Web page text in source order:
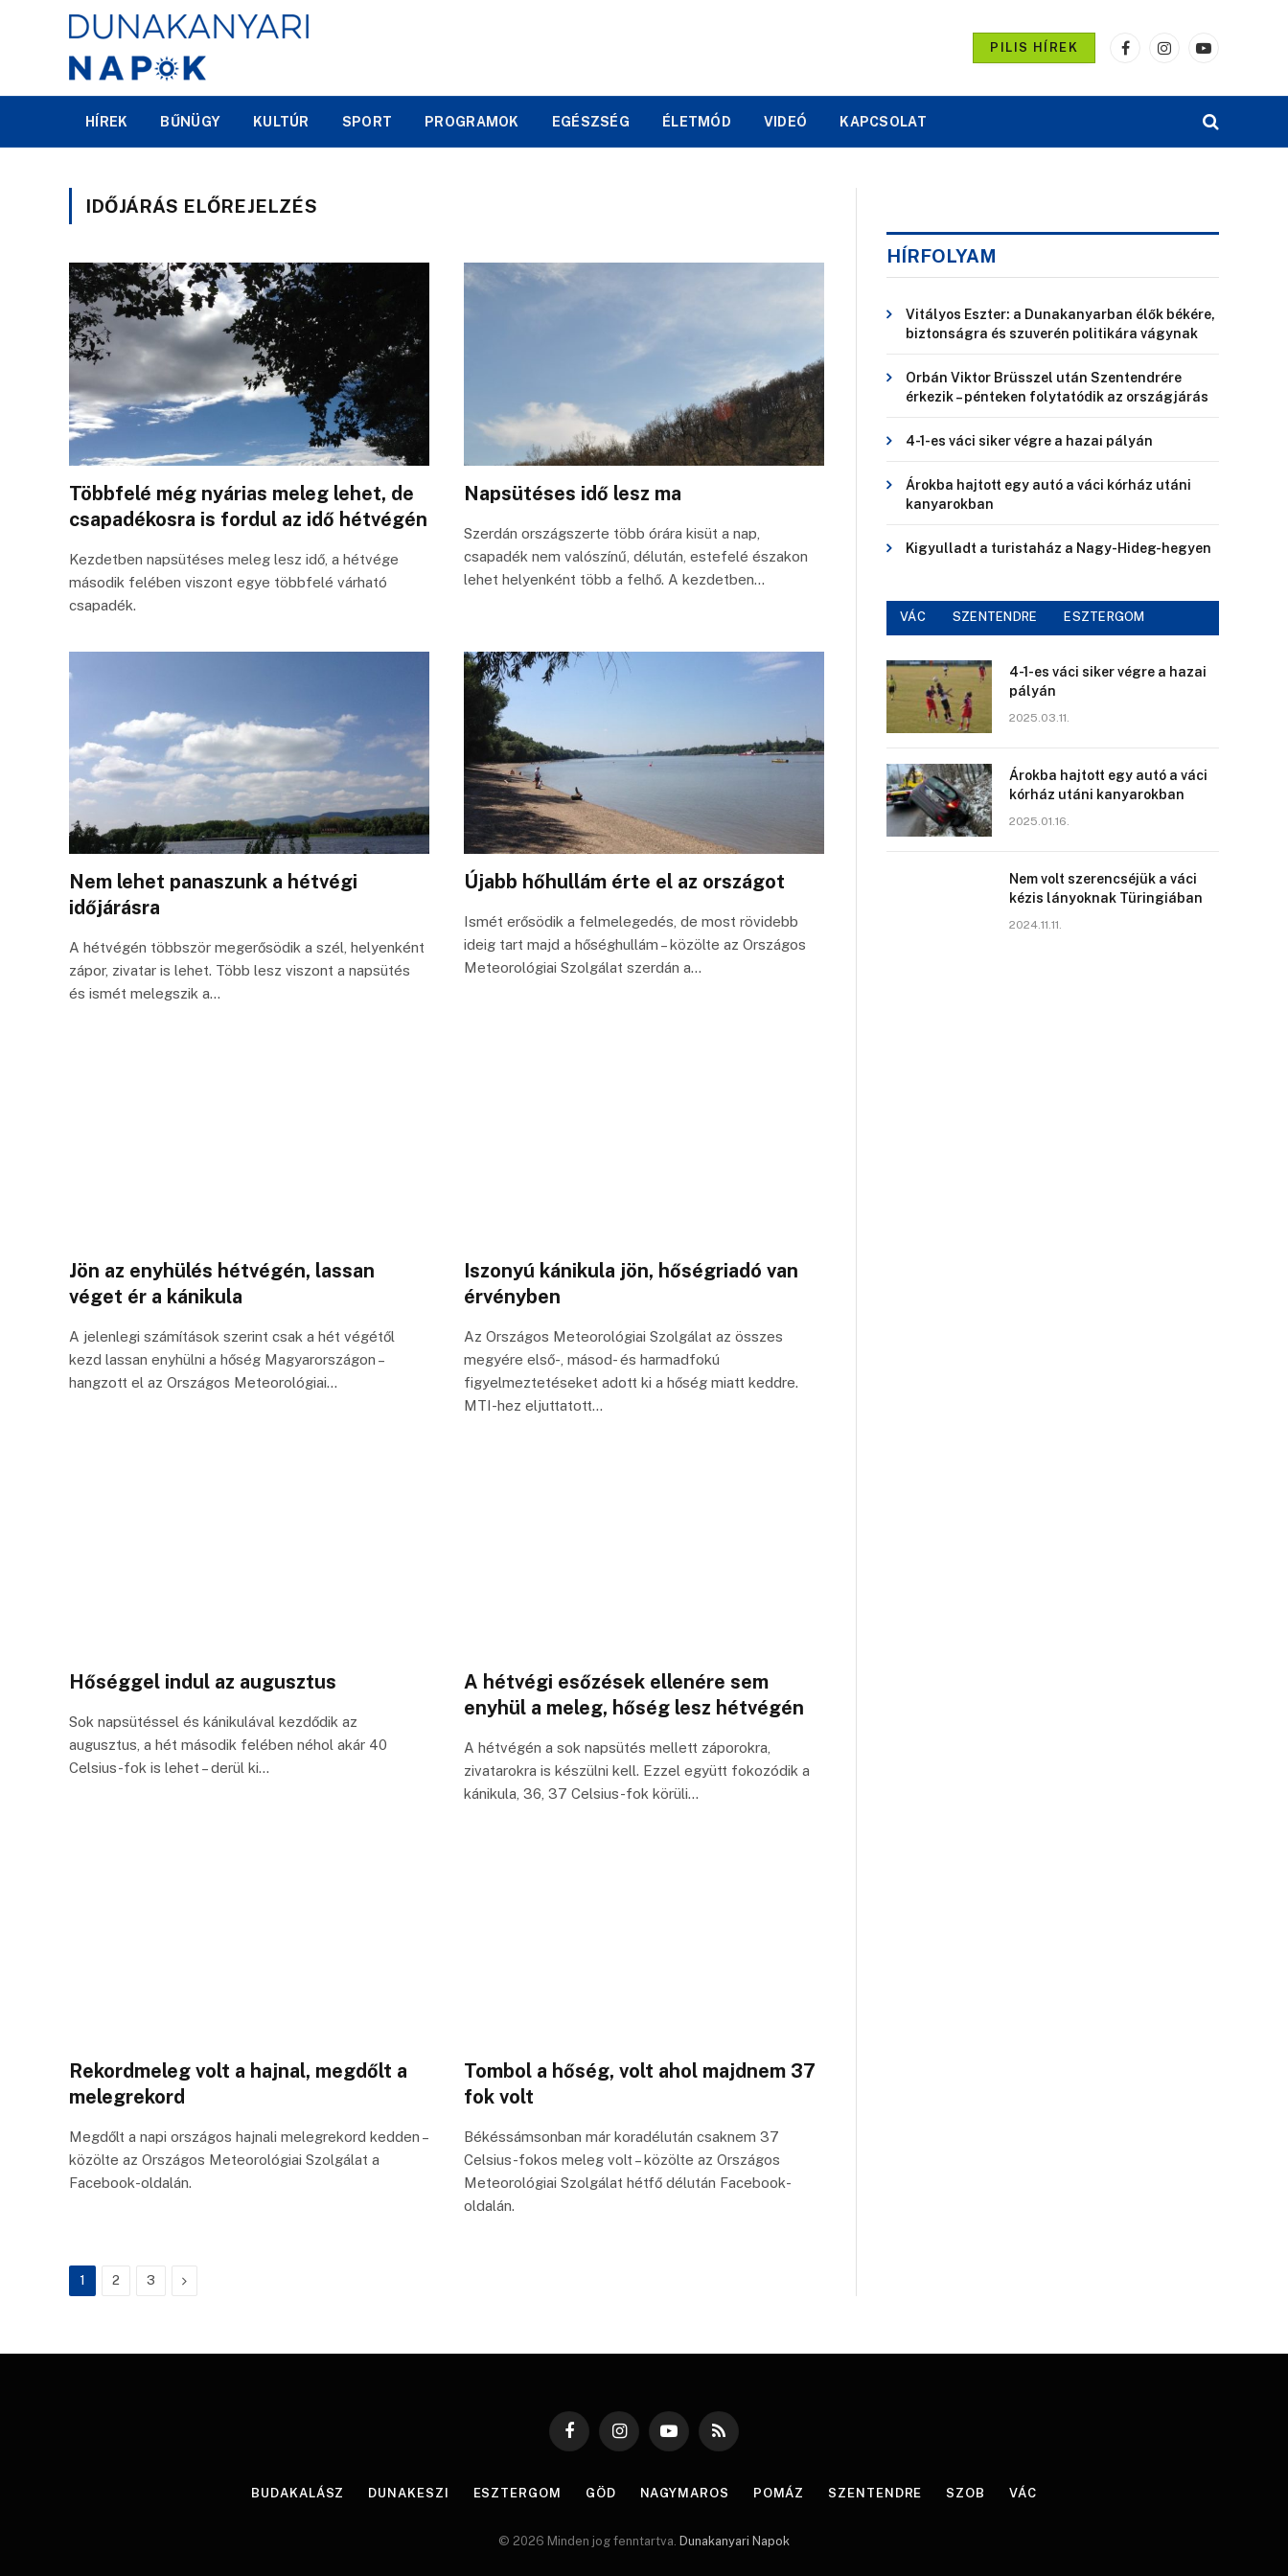
PILIS HÍREK
FacebookInstagramYouTube
HÍREK BŰNÜGY KULTÚR SPORT PROGRAMOK EGÉSZSÉG ÉLETMÓD VIDEÓ KAPCSOLAT
IDŐJÁRÁS ELŐREJELZÉS
Többfelé még nyárias meleg lehet, de
csapadékosra is fordul az idő hétvégén
Kezdetben napsütéses meleg lesz idő, a hétvége
második felében viszont egye többfelé várható
csapadék.
Napsütéses idő lesz ma
Szerdán országszerte több órára kisüt a nap,
csapadék nem valószínű, délután, estefelé északon
lehet helyenként több a felhő. A kezdetben…
Nem lehet panaszunk a hétvégi
időjárásra
A hétvégén többször megerősödik a szél, helyenként
zápor, zivatar is lehet. Több lesz viszont a napsütés
és ismét melegszik a…
Újabb hőhullám érte el az országot
Ismét erősödik a felmelegedés, de most rövidebb
ideig tart majd a hőséghullám – közölte az Országos
Meteorológiai Szolgálat szerdán a…
Jön az enyhülés hétvégén, lassan
véget ér a kánikula
A jelenlegi számítások szerint csak a hét végétől
kezd lassan enyhülni a hőség Magyarországon –
hangzott el az Országos Meteorológiai…
Iszonyú kánikula jön, hőségriadó van
érvényben
Az Országos Meteorológiai Szolgálat az összes
megyére első-, másod- és harmadfokú
figyelmeztetéseket adott ki a hőség miatt keddre.
MTI-hez eljuttatott…
Hőséggel indul az augusztus
Sok napsütéssel és kánikulával kezdődik az
augusztus, a hét második felében néhol akár 40
Celsius-fok is lehet – derül ki…
A hétvégi esőzések ellenére sem
enyhül a meleg, hőség lesz hétvégén
A hétvégén a sok napsütés mellett záporokra,
zivatarokra is készülni kell. Ezzel együtt fokozódik a
kánikula, 36, 37 Celsius-fok körüli…
Rekordmeleg volt a hajnal, megdőlt a
melegrekord
Megdőlt a napi országos hajnali melegrekord kedden –
közölte az Országos Meteorológiai Szolgálat a
Facebook-oldalán.
Tombol a hőség, volt ahol majdnem 37
fok volt
Békéssámsonban már koradélután csaknem 37
Celsius-fokos meleg volt – közölte az Országos
Meteorológiai Szolgálat hétfő délután Facebook-
oldalán.
1 2 3 Következő
HÍRFOLYAM
Vitályos Eszter: a Dunakanyarban élők békére,
biztonságra és szuverén politikára vágynak
Orbán Viktor Brüsszel után Szentendrére
érkezik – pénteken folytatódik az országjárás
4-1-es váci siker végre a hazai pályán
Árokba hajtott egy autó a váci kórház utáni
kanyarokban
Kigyulladt a turistaház a Nagy-Hideg-hegyen
VÁC SZENTENDRE ESZTERGOM
4-1-es váci siker végre a hazai
pályán
2025.03.11.
Árokba hajtott egy autó a váci
kórház utáni kanyarokban
2025.01.16.
Nem volt szerencséjük a váci
kézis lányoknak Türingiában
2024.11.11.
FacebookInstagramYouTubeRSS
BUDAKALÁSZ DUNAKESZI ESZTERGOM GÖD NAGYMAROS POMÁZ SZENTENDRE SZOB VÁC
© 2026 Minden jog fenntartva. Dunakanyari Napok